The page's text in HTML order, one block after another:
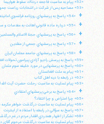
«52» پپام به مناسبت فاجعه دردناك سقوط هواپيما
«53» مصاحبه پس از شركت در انتخابات رياست جمهوري
+ «54» پاسخ به پرسشهاي روزنامه فرانسوي امانيته
+ «55» درباره ماده قانوني اهانت به مقدسات و سب النبي
+ «56» پاسخ به پرسشهاي حجة الاسلام والمسلمين آقاي دكتر محسن كديور
+ «57» پاسخ به پرسشهاي جمعي از مقلدين
+
«58» پاسخ به پرسشهاي جامعه معلمان ايران
«59» پاسخ به پرسش راديو آزادي پيرامون تحولات افغانستان
«60» پاسخ به پرسشهايي در مورد خليفه سوم عثمان
«61» پيام به ملت افغانستان
«62» در رابطه با ديه اهل كتاب
«63» پيام تسليت به مناسبت رحلت حضرت آيت الله العظمي شيرازي (ره)
+
«64» پاسخ به برخي پرسشهاي اعتقادي
«65» چرا اعتراض و چرا انتقاد؟
«66» پيام تسليت به مناسبت درگذشت خواهر مكرمه شان
«67» پاسخ به سؤالي در رابطه با استفاده از اينترنت
«68» تشكر از اظهار همدردي اقشار مردم در غم درگذشت خواهر مكرمه
«69» پيام تسليت به مناسبت درگذشت مرحوم آقاي دكتر يدالله سحابي